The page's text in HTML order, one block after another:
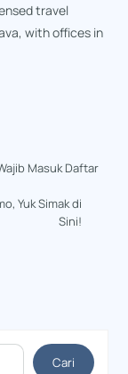
travel
with offices in
Masuk Daftar
Yuk Simak di
Sini!
Cari